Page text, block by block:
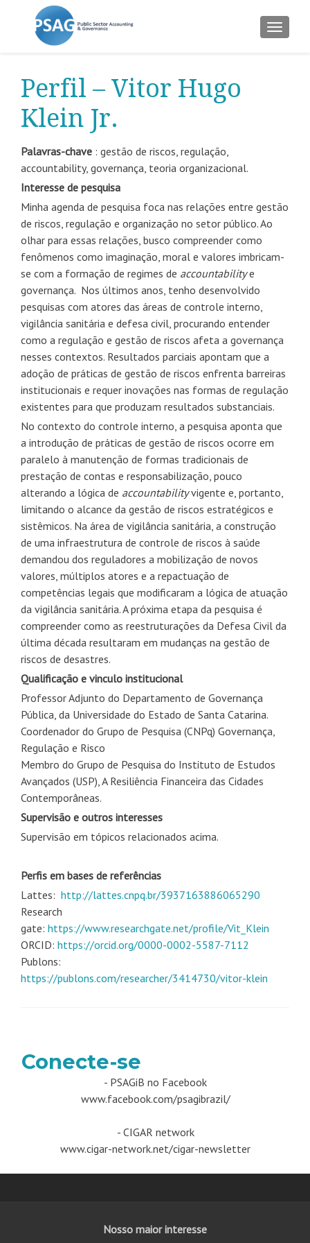
Perfil – Vitor Hugo
Klein Jr.
Palavras-chave : gestão de riscos, regulação,
accountability, governança, teoria organizacional.
Interesse de pesquisa
Minha agenda de pesquisa foca nas relações entre gestão
de riscos, regulação e organização no setor público. Ao
olhar para essas relações, busco compreender como
fenômenos como imaginação, moral e valores imbricam-
se com a formação de regimes de accountabilitye
governança. Nos últimos anos, tenho desenvolvido
pesquisas com atores das áreas de controle interno,
vigilância sanitária e defesa civil, procurando entender
como a regulação e gestão de riscos afeta a governança
nesses contextos. Resultados parciais apontam que a
adoção de práticas de gestão de riscos enfrenta barreiras
institucionais e requer inovações nas formas de regulação
existentes para que produzam resultados substanciais.
No contexto do controle interno, a pesquisa aponta que
a introdução de práticas de gestão de riscos ocorre em
paralelo à manutenção de formas tradicionais de
prestação de contas e responsabilização, pouco
alterando a lógica de accountabilityvigente e, portanto,
limitando o alcance da gestão de riscos estratégicos e
sistêmicos. Na área de vigilância sanitária, a construção
de uma infraestrutura de controle de riscos à saúde
demandou dos reguladores a mobilização de novos
valores, múltiplos atores e a repactuação de
competências legais que modificaram a lógica de atuação
da vigilância sanitária. A próxima etapa da pesquisa é
compreender como as reestruturações da Defesa Civil da
última década resultaram em mudanças na gestão de
riscos de desastres.
Qualificação e vinculo institucional
Professor Adjunto do Departamento de Governança
Pública, da Universidade do Estado de Santa Catarina.
Coordenador do Grupo de Pesquisa (CNPq) Governança,
Regulação e Risco
Membro do Grupo de Pesquisa do Instituto de Estudos
Avançados (USP), A Resiliência Financeira das Cidades
Contemporâneas.
Supervisão e outros interesses
Supervisão em tópicos relacionados acima.
Perfis em bases de referências
Lattes: http://lattes.cnpq.br/3937163886065290
Research
gate: https://www.researchgate.net/profile/Vit_Klein
ORCID: https://orcid.org/0000-0002-5587-7112
Publons:
https://publons.com/researcher/3414730/vitor-klein
Conecte-se
- PSAGiB no Facebook
www.facebook.com/psagibrazil/
- CIGAR network
www.cigar-network.net/cigar-newsletter
Nosso maior interesse